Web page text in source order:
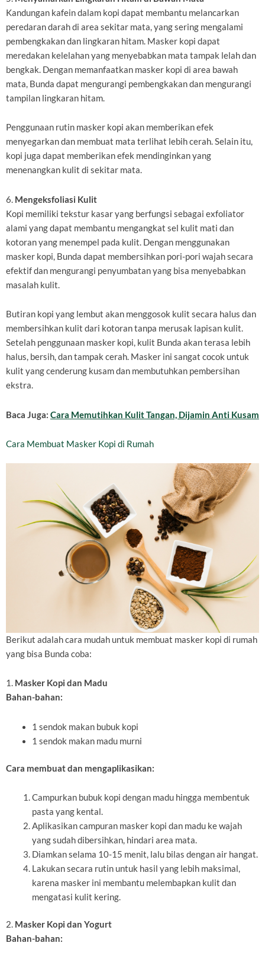
Kandungan kafein dalam kopi dapat membantu melancarkan
peredaran darah di area sekitar mata, yang sering mengalami
pembengkakan dan lingkaran hitam. Masker kopi dapat
meredakan kelelahan yang menyebabkan mata tampak lelah dan
bengkak. Dengan memanfaatkan masker kopi di area bawah
mata, Bunda dapat mengurangi pembengkakan dan mengurangi
tampilan lingkaran hitam.
Penggunaan rutin masker kopi akan memberikan efek
menyegarkan dan membuat mata terlihat lebih cerah. Selain itu,
kopi juga dapat memberikan efek mendinginkan yang
menenangkan kulit di sekitar mata.
6. Mengeksfoliasi Kulit
Kopi memiliki tekstur kasar yang berfungsi sebagai exfoliator
alami yang dapat membantu mengangkat sel kulit mati dan
kotoran yang menempel pada kulit. Dengan menggunakan
masker kopi, Bunda dapat membersihkan pori-pori wajah secara
efektif dan mengurangi penyumbatan yang bisa menyebabkan
masalah kulit.
Butiran kopi yang lembut akan menggosok kulit secara halus dan
membersihkan kulit dari kotoran tanpa merusak lapisan kulit.
Setelah penggunaan masker kopi, kulit Bunda akan terasa lebih
halus, bersih, dan tampak cerah. Masker ini sangat cocok untuk
kulit yang cenderung kusam dan membutuhkan pembersihan
ekstra.
Baca Juga: Cara Memutihkan Kulit Tangan, Dijamin Anti Kusam
Cara Membuat Masker Kopi di Rumah
Berikut adalah cara mudah untuk membuat masker kopi di rumah
yang bisa Bunda coba:
1. Masker Kopi dan Madu
Bahan-bahan:
1 sendok makan bubuk kopi
1 sendok makan madu murni
Cara membuat dan mengaplikasikan:
Campurkan bubuk kopi dengan madu hingga membentuk
pasta yang kental.
Aplikasikan campuran masker kopi dan madu ke wajah
yang sudah dibersihkan, hindari area mata.
Diamkan selama 10-15 menit, lalu bilas dengan air hangat.
Lakukan secara rutin untuk hasil yang lebih maksimal,
karena masker ini membantu melembapkan kulit dan
mengatasi kulit kering.
2. Masker Kopi dan Yogurt
Bahan-bahan: